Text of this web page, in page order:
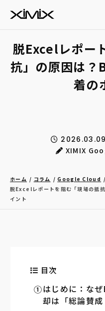
脱Excelレポー
抗」の原因は？
着の
2026.03.09
XIMIX
ホーム コラム
Google Cloud
脱Excelレポートを阻む「現場の抵
イント
目次
はじめに：な
却は「総論賛